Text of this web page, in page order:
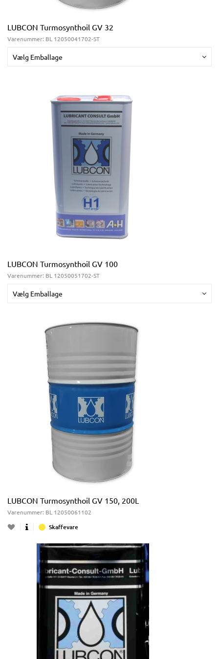
LUBCON Turmosynthoil GV 32
Varenummer: BL 12050041702-ST
Vælg Emballage
LUBCON Turmosynthoil GV 100
Varenummer: BL 12050051702-ST
Vælg Emballage
LUBCON Turmosynthoil GV 150, 200L
Varenummer: BL 12050061102
Skaffevare